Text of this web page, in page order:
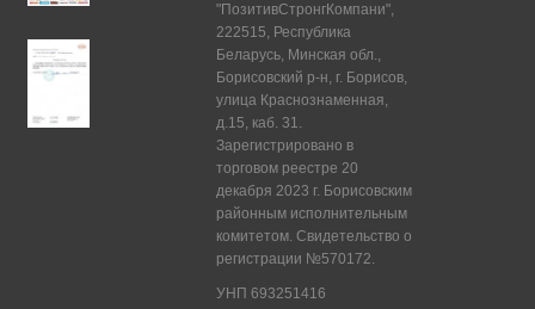
"ПозитивСтронгКомпани",
222515, Республика
Беларусь, Минская обл.,
Борисовский р-н, г. Борисов,
улица Краснознаменная,
д.15, каб. 31.
Зарегистрировано в
торговом реестре 20
декабря 2023 г. Борисовским
районным исполнительным
комитетом. Свидетельство о
регистрации №570172.
УНП 693251416